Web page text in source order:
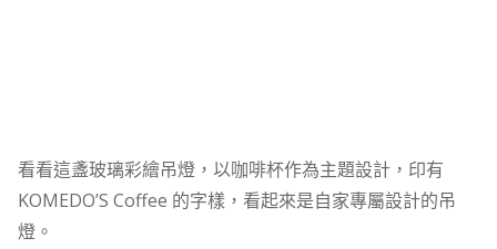
看看這盞玻璃彩繪吊燈，以咖啡杯作為主題設計，印有
KOMEDO’S Coffee 的字樣，看起來是自家專屬設計的吊
燈。